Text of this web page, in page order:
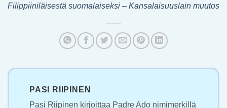
Filippiiniläisestä suomalaiseksi – Kansalaisuuslain muutos
PASI RIIPINEN
Pasi Riipinen kirjoittaa Padre Ado nimimerkillä